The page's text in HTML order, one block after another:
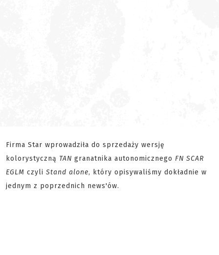
Firma Star wprowadziła do sprzedaży wersję
kolorystyczną TAN granatnika autonomicznego FN SCAR
EGLM czyli Stand alone, który opisywaliśmy dokładnie w
jednym z poprzednich news'ów.